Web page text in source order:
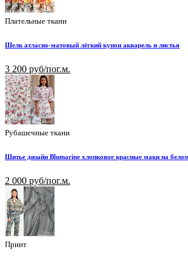
Плательные ткани
Шелк атласно-матовый лёгкий купон акварель и листья
3 200 руб/пог.м.
Рубашечные ткани
Шитье дизайн Blumarine хлопковое красные маки на
2 000 руб/пог.м.
Принт